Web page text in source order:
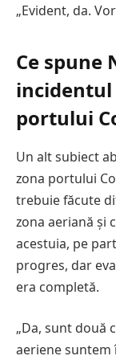
„Evident, da.
Ce spune
incidentul
portului
Un alt subiect
zona portului
trebuie făcute
zona aeriană și
acestuia, pe
progres, dar
era completă.
„Da, sunt două
aeriene